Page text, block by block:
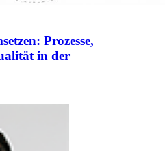
Prozesse,
in der